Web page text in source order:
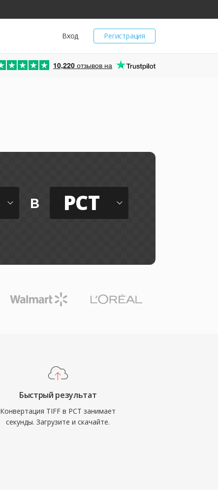
Регистрация
Вход
10,220 отзывов на
в PCT
Быстрый результат
Конвертация TIFF в PCT занимает
секунды. Загрузите и скачайте.